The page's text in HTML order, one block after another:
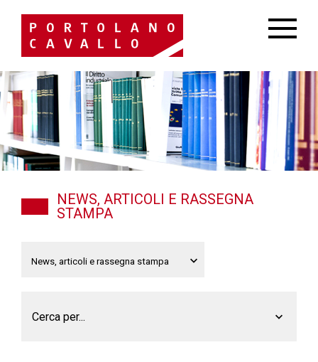
NEWS, ARTICOLI E RASSEGNA
STAMPA
Cerca per...